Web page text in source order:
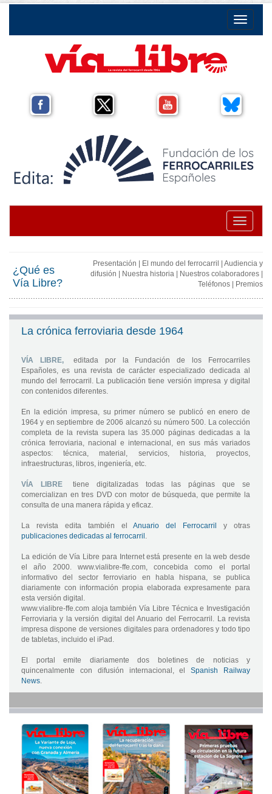
Toggle
Toggle
¿Qué es
Vía Libre?
Presentación El mundo del ferrocarril
Audiencia y
difusión
Nuestra historia Nuestros colaboradores
Teléfonos
Premios
La crónica ferroviaria desde 1964
VÍA LIBRE,
editada por la Fundación de los Ferrocarriles
Españoles, es una revista de carácter especializado dedicada al
mundo del ferrocarril. La publicación tiene versión impresa y digital
con contenidos diferentes.
En la edición impresa, su primer número se publicó en enero de
1964 y en septiembre de 2006 alcanzó su número 500. La colección
completa de la revista supera las 35.000 páginas dedicadas a la
crónica ferroviaria, nacional e internacional, en sus más variados
aspectos: técnica, material, servicios, historia, proyectos,
infraestructuras, libros, ingeniería, etc.
VÍA LIBRE
tiene digitalizadas todas las páginas que se
comercializan en tres DVD con motor de búsqueda, que permite la
consulta de una manera rápida y eficaz.
La revista edita también el Anuario del Ferrocarril
y otras
publicaciones dedicadas al ferrocarril .
La edición de Vía Libre para Internet está presente en la web desde
el año 2000. www.vialibre-ffe.com, concebida como el portal
informativo del sector ferroviario en habla hispana, se publica
diariamente con información propia elaborada expresamente para
esta versión digital.
www.vialibre-ffe.com aloja también Vía Libre Técnica e Investigación
Ferroviaria y la versión digital del Anuario del Ferrocarril. La revista
impresa dispone de versiones digitales para ordenadores y todo tipo
de tabletas, incluido el iPad.
El portal emite diariamente dos boletines de noticias y
quincenalmente con difusión internacional, elSpanish Railway
News.